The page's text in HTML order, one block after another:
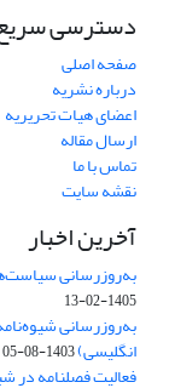
دسترسی
صفحه اصلی
درباره نشریه
اعضای هیات تحریریه
ارسال مقاله
تماس با ما
نقشه سایت
آخرین اخبار
به‌روزرسانی
1405-02-13
به‌روزرسانی
انگلیسی)1403-08-05
فعالیت فصلنامه در